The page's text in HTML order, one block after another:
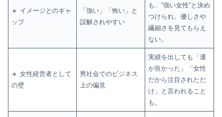
🔹 イメージとのギャ
ップ
「強い」「怖い」と
誤解されやすい
も、“強い女性”と決め
つけられ、優しさや
繊細さを見てもらえ
ない。
🔹 女性経営者として
の壁
男社会でのビジネス
上の偏見
実績を出しても「運
が良かった」「女性
だから注目されただ
け」と言われること
も。